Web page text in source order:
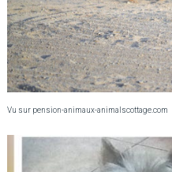
Vu sur pension-animaux-animalscottage.com